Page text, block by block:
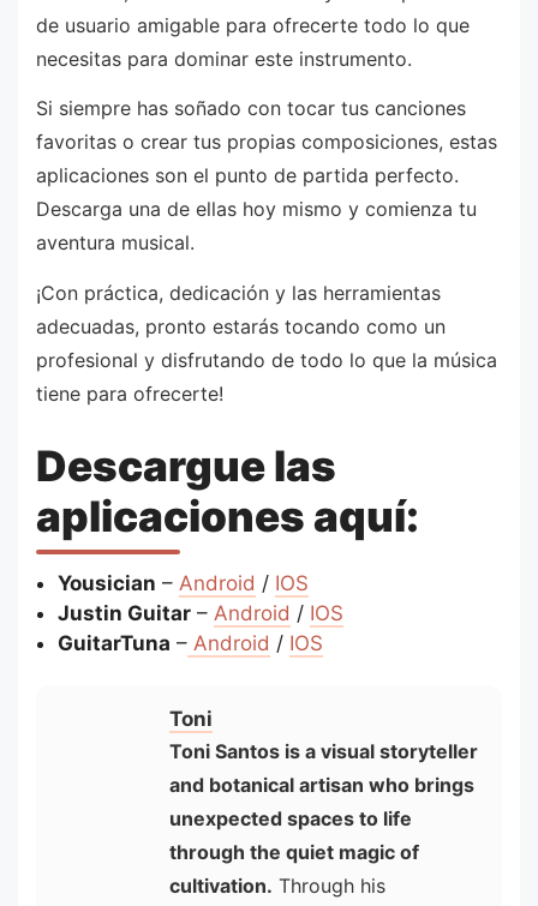
de usuario amigable para ofrecerte todo lo que
necesitas para dominar este instrumento.
Si siempre has soñado con tocar tus canciones
favoritas o crear tus propias composiciones, estas
aplicaciones son el punto de partida perfecto.
Descarga una de ellas hoy mismo y comienza tu
aventura musical.
¡Con práctica, dedicación y las herramientas
adecuadas, pronto estarás tocando como un
profesional y disfrutando de todo lo que la música
tiene para ofrecerte!
Descargue las
aplicaciones aquí:
Yousician – Android / IOS
Justin Guitar– Android / IOS
GuitarTuna –Android / IOS
Toni
Toni Santos is a visual storyteller
and botanical artisan who brings
unexpected spaces to life
through the quiet magic of
cultivation. Through his